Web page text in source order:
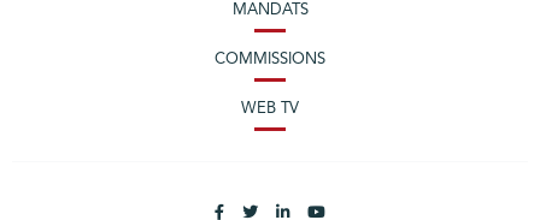
MANDATS
COMMISSIONS
WEB TV